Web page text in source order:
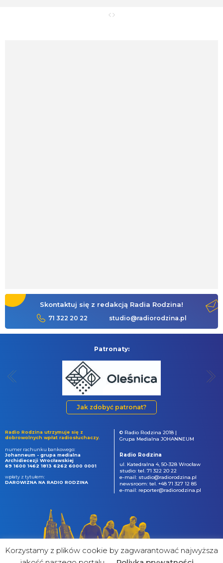
Skontaktuj się z redakcją Radia Rodzina!
71 322 20 22 studio@radiorodzina.pl
Patronaty:
Jak zdobyć patronat?
Radio Rodzina utrzymuje się z
dobrowolnych wpłat radiosłuchaczy.
numer rachunku bankowego:
Johanneum - grupa medialna
Archidiecezji Wrocławskiej
69 1600 1462 1813 6262 6000 0001
wpłaty z tytułem:
DAROWIZNA NA RADIO RODZINA
© Radio Rodzina 2018 |
Grupa Medialna JOHANNEUM
Radio Rodzina
ul. Katedralna 4, 50-328 Wrocław
studio: tel. 71 322 20 22
e-mail: studio@radiorodzina.pl
newsroom: tel. +48 71 327 12 85
e-mail: reporter@radiorodzina.pl
Korzystamy z plików cookie by zagwarantować najwyższa